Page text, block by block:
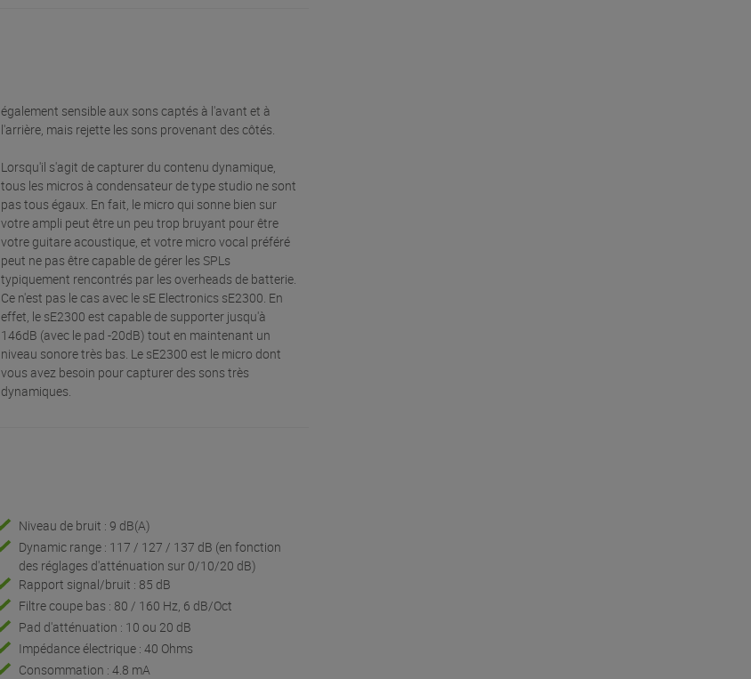
également sensible aux sons captés à l'avant et à
l'arrière, mais rejette les sons provenant des côtés.
Lorsqu'il s'agit de capturer du contenu dynamique,
tous les micros à condensateur de type studio ne sont
pas tous égaux. En fait, le micro qui sonne bien sur
votre ampli peut être un peu trop bruyant pour être
votre guitare acoustique, et votre micro vocal préféré
peut ne pas être capable de gérer les SPLs
typiquement rencontrés par les overheads de batterie.
Ce n'est pas le cas avec le sE Electronics sE2300. En
effet, le sE2300 est capable de supporter jusqu'à
146dB (avec le pad -20dB) tout en maintenant un
niveau sonore très bas. Le sE2300 est le micro dont
vous avez besoin pour capturer des sons très
dynamiques.
Niveau de bruit : 9 dB(A)
Dynamic range : 117 / 127 / 137 dB (en fonction
des réglages d'atténuation sur 0/10/20 dB)
Rapport signal/bruit : 85 dB
Filtre coupe bas : 80 / 160 Hz, 6 dB/Oct
Pad d'atténuation : 10 ou 20 dB
Impédance électrique : 40 Ohms
Consommation : 4.8 mA